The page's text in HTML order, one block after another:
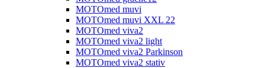
MOTOmed muvi
MOTOmed muvi XXL 22
MOTOmed viva2
MOTOmed viva2 light
MOTOmed viva2 Parkinson
MOTOmed viva2 stativ